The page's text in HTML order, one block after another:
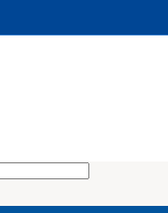
单位专场）邀请函-凯发官方